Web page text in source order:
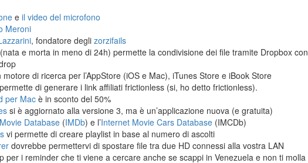
e il video del microfono
Meroni
, fondatore degli zorzifails
(nata e morta in meno di 24h) permette la condivisione dei file tramite Dropbox con
motore di ricerca per l’AppStore (iOS e Mac), iTunes Store e iBook Store
di generare i link affiliati frictionless (si, ho detto frictionless).
per Macè in sconto del 50%
si è aggiornato alla versione 3, ma è un’applicazione nuova (e gratuita)
Database (IMDb) e l’Internet Movie Cars Database (IMCDb)
vi permette di creare playlist in base al numero di ascolti
dovrebbe permettervi di spostare file tra due HD connessi alla vostra LAN
per i reminder che ti viene a cercare anche se scappi in Venezuela e non ti molla